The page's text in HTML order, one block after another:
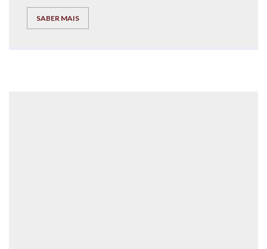
criativa e por fim um lanche partilhado, que reforçaram as
SABER MAIS